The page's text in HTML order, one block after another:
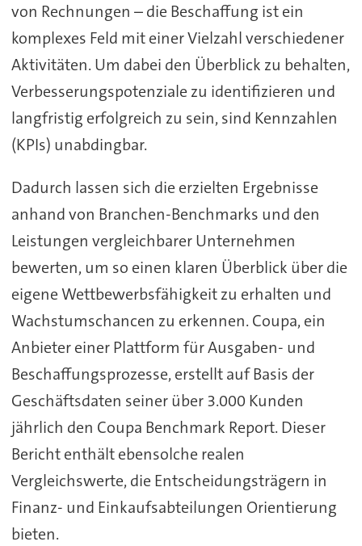
von Rechnungen – die Beschaffung ist ein
komplexes Feld mit einer Vielzahl verschiedener
Aktivitäten. Um dabei den Überblick zu behalten,
Verbesserungspotenziale zu identifizieren und
langfristig erfolgreich zu sein, sind Kennzahlen
(KPIs) unabdingbar.
Dadurch lassen sich die erzielten Ergebnisse
anhand von Branchen-Benchmarks und den
Leistungen vergleichbarer Unternehmen
bewerten, um so einen klaren Überblick über die
eigene Wettbewerbsfähigkeit zu erhalten und
Wachstumschancen zu erkennen. Coupa, ein
Anbieter einer Plattform für Ausgaben- und
Beschaffungsprozesse, erstellt auf Basis der
Geschäftsdaten seiner über 3.000 Kunden
jährlich den Coupa Benchmark Report. Dieser
Bericht enthält ebensolche realen
Vergleichswerte, die Entscheidungsträgern in
Finanz- und Einkaufsabteilungen Orientierung
bieten.